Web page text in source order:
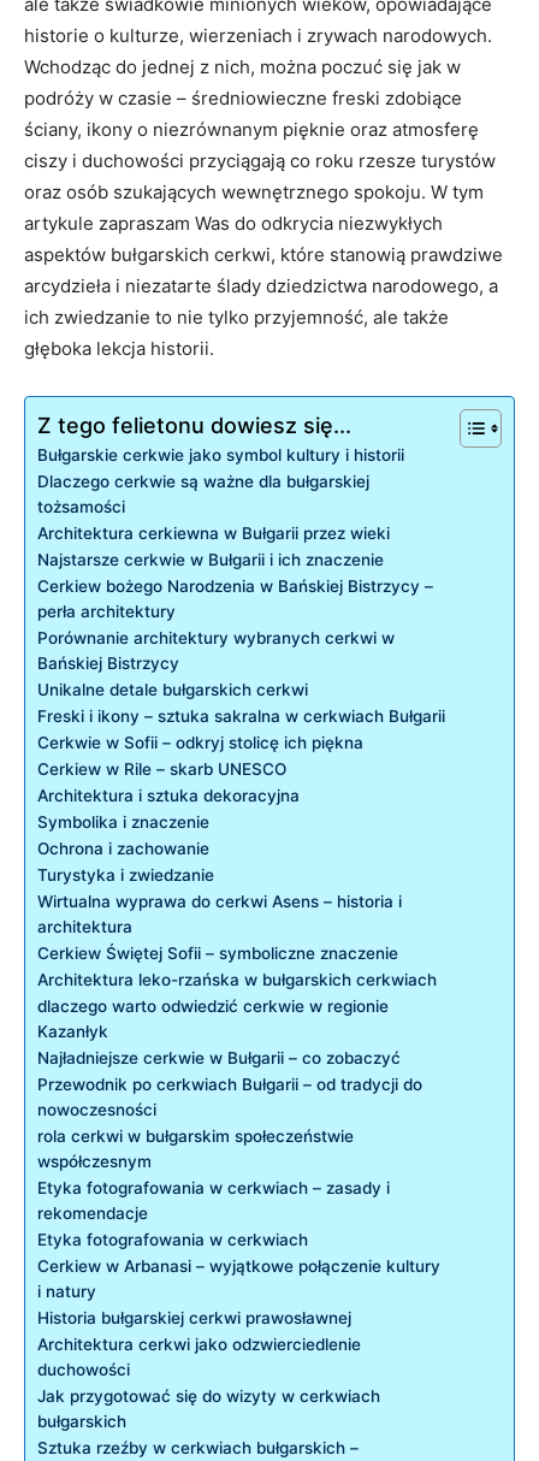
historie o kulturze, ⁤wierzeniach i zrywach narodowych.
Wchodząc do jednej z⁣ nich, ‍można poczuć się jak w
podróży w czasie – średniowieczne freski zdobiące
ściany, ikony o niezrównanym ‌pięknie oraz atmosferę
ciszy i ‍duchowości przyciągają co roku rzesze turystów
oraz ‌osób‍ szukających wewnętrznego spokoju. W tym
artykule zapraszam Was do odkrycia niezwykłych
aspektów bułgarskich cerkwi, które ‌stanowią prawdziwe
arcydzieła i niezatarte ⁢ślady dziedzictwa narodowego,⁤ a
ich zwiedzanie to nie⁤ tylko przyjemność, ale także
głęboka lekcja historii.
Z tego felietonu dowiesz się...
Bułgarskie cerkwie‍ jako symbol kultury i historii
Dlaczego cerkwie są ważne ⁤dla bułgarskiej
tożsamości
Architektura cerkiewna w Bułgarii przez wieki
Najstarsze cerkwie w Bułgarii i ich⁣ znaczenie
Cerkiew⁣ bożego Narodzenia‌ w ⁢Bańskiej Bistrzycy –
perła architektury
Porównanie architektury wybranych cerkwi w
Bańskiej Bistrzycy
Unikalne detale bułgarskich cerkwi
Freski i ikony – sztuka sakralna ⁢w cerkwiach ​Bułgarii
Cerkwie ⁣w Sofii​ – odkryj stolicę ich​ piękna
Cerkiew w Rile – skarb UNESCO
Architektura i sztuka dekoracyjna
Symbolika i ⁢znaczenie
Ochrona i zachowanie
Turystyka i zwiedzanie
Wirtualna wyprawa ⁤do cerkwi Asens – historia i
architektura
Cerkiew Świętej Sofii – symboliczne znaczenie
Architektura leko-rzańska w bułgarskich cerkwiach
dlaczego warto odwiedzić cerkwie w regionie
Kazanłyk
Najładniejsze cerkwie w Bułgarii – co zobaczyć
Przewodnik po cerkwiach ⁤Bułgarii – od tradycji do
nowoczesności
rola⁣ cerkwi w bułgarskim społeczeństwie
współczesnym
Etyka fotografowania w cerkwiach – zasady⁢ i
rekomendacje
Etyka fotografowania w cerkwiach
Cerkiew w Arbanasi – wyjątkowe połączenie kultury
i natury
Historia bułgarskiej cerkwi⁢ prawosławnej
Architektura cerkwi jako odzwierciedlenie
duchowości
Jak przygotować się do wizyty w cerkwiach
bułgarskich
Sztuka rzeźby w cerkwiach bułgarskich –